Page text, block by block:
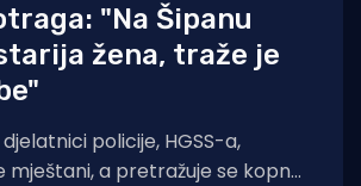
"Na Šipanu
žena, traže je
policije, HGSS-a,
a pretražuje se kopno